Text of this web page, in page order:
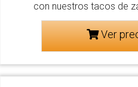
con nuestros tacos de
Ver